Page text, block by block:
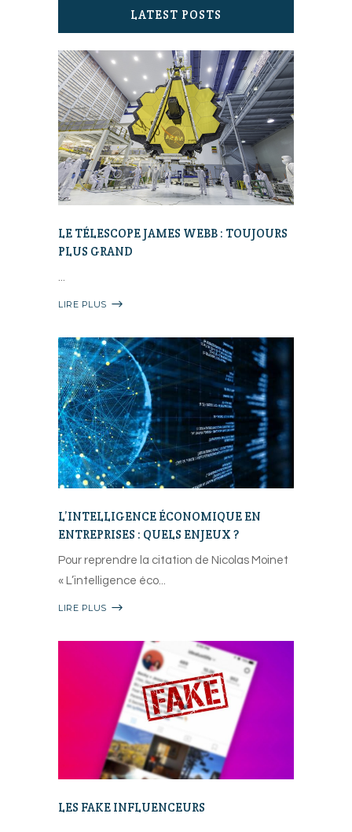
LATEST POSTS
LE TÉLESCOPE JAMES WEBB : TOUJOURS
PLUS GRAND
LIRE PLUS
L’INTELLIGENCE ÉCONOMIQUE EN
ENTREPRISES : QUELS ENJEUX ?
Pour reprendre la citation de Nicolas Moinet
« L’intelligence éco
LIRE PLUS
LES FAKE INFLUENCEURS